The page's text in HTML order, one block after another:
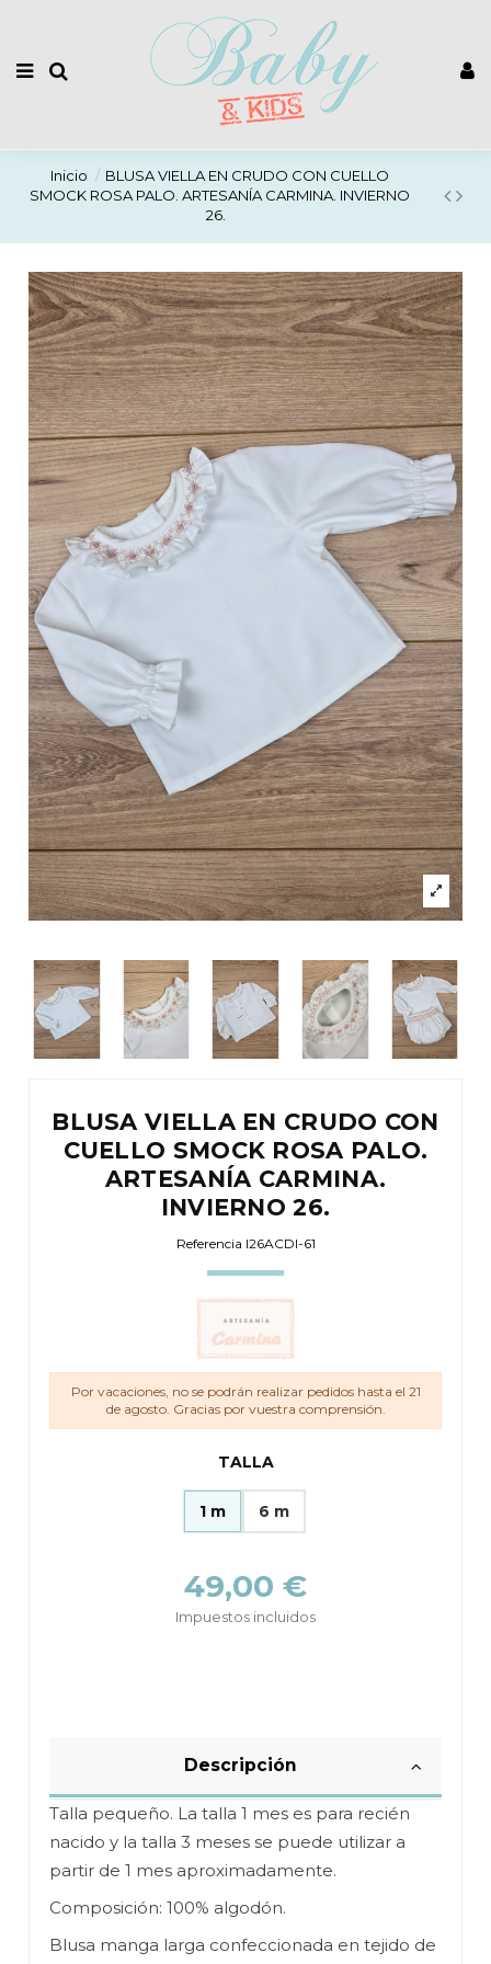
Inicio
BLUSA VIELLA EN CRUDO CON CUELLO
SMOCK ROSA PALO. ARTESANÍA CARMINA. INVIERNO
26.
BLUSA VIELLA EN CRUDO CON
CUELLO SMOCK ROSA PALO.
ARTESANÍA CARMINA.
INVIERNO 26.
Referencia I26ACDI-61
Por vacaciones, no se podrán realizar pedidos hasta el 21
de agosto. Gracias por vuestra comprensión.
TALLA
1 m 6 m
49,00 €
Impuestos incluidos
Descripción
Talla pequeño. La talla 1 mes es para recién
nacido y la talla 3 meses se puede utilizar a
partir de 1 mes aproximadamente.
Composición: 100% algodón.
Blusa manga larga confeccionada en tejido de